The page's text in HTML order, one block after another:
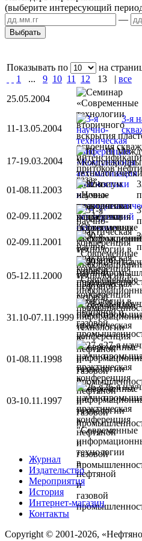
(выберите интересующий
—
Показывать по
на
1
... 9 10 11 12 13 | все
25.05.2004
11-13.05.2004
3-я
17-19.03.2004
III
01-08.11.2003
02-09.11.2002
02-09.11.2001
05-12.11.2000
29-я
31.10-07.11.1999
28-я
01-08.11.1998
27-я
03-10.11.1997
26-я
Журнал
Издательство
Мероприятия
История
Интернет-магазин
Контакты
Copyright © 2001-2026,